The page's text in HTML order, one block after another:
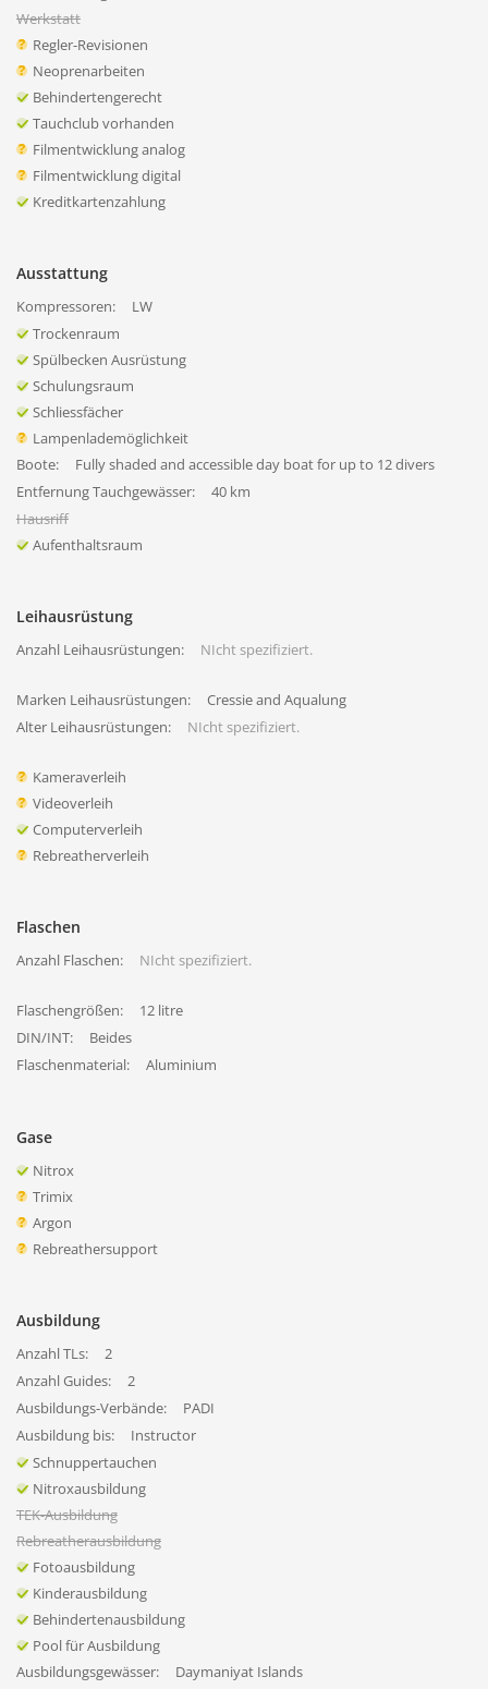
Werkstatt
Regler-Revisionen
Neoprenarbeiten
Behindertengerecht
Tauchclub vorhanden
Filmentwicklung analog
Filmentwicklung digital
Kreditkartenzahlung
Ausstattung
Kompressoren:
LW
Trockenraum
Spülbecken Ausrüstung
Schulungsraum
Schliessfächer
Lampenlademöglichkeit
Boote:
Fully shaded and accessible day boat for up to 12 divers
Entfernung Tauchgewässer:
40 km
Hausriff
Aufenthaltsraum
Leihausrüstung
Anzahl Leihausrüstungen: NIcht spezifiziert.
Marken Leihausrüstungen:
Cressie and Aqualung
Alter Leihausrüstungen:
NIcht spezifiziert.
Kameraverleih
Videoverleih
Computerverleih
Rebreatherverleih
Flaschen
Anzahl Flaschen: NIcht spezifiziert.
Flaschengrößen:
12 litre
DIN/INT:
Beides
Flaschenmaterial:
Aluminium
Gase
Nitrox
Trimix
Argon
Rebreathersupport
Ausbildung
Anzahl TLs:
2
Anzahl Guides:
2
Ausbildungs-Verbände:
PADI
Ausbildung bis:
Instructor
Schnuppertauchen
Nitroxausbildung
TEK-Ausbildung
Rebreatherausbildung
Fotoausbildung
Kinderausbildung
Behindertenausbildung
Pool für Ausbildung
Ausbildungsgewässer:
Daymaniyat Islands